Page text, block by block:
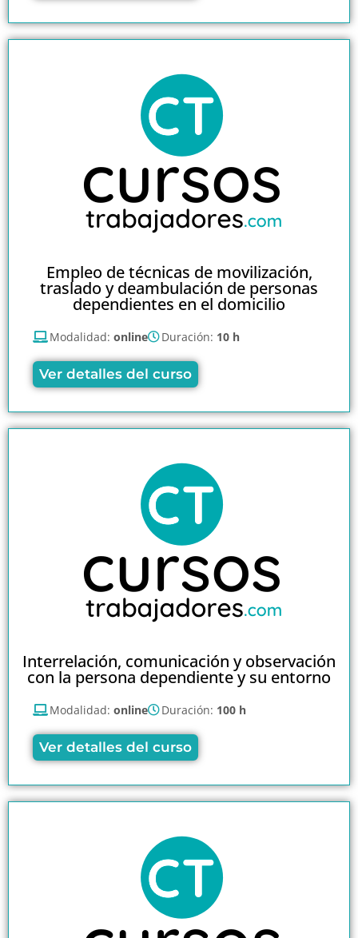
Empleo de técnicas de movilización,
traslado y deambulación de personas
dependientes en el domicilio
Modalidad: online Duración: 10 h
Ver detalles del curso
Interrelación, comunicación y observación
con la persona dependiente y su entorno
Modalidad: online Duración: 100 h
Ver detalles del curso